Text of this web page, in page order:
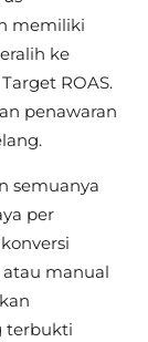
memiliki
ke
ROAS.
penawaran
semuanya
per
atau manual
terbukti